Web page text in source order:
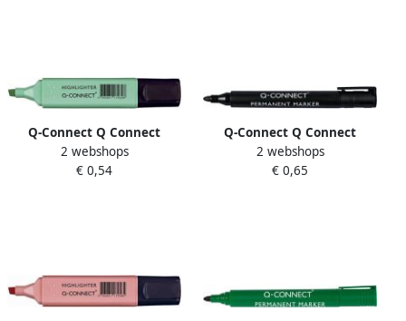
Q-Connect Q Connect
markeerstift pastel blauw
2 webshops
€ 0,54
Q-Connect Q Connect
permanente marker ronde
punt zwart
2 webshops
€ 0,65